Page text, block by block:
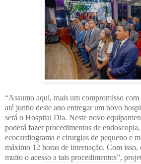
“Assumo aqui, mais um compromisso
até junho deste ano entregar um novo
será o Hospital Dia. Neste novo
poderá fazer procedimentos de
ecocardiograma e cirurgias de pequeno e
máximo 12 horas de internação. Com isso,
muito o acesso a tais procedimentos”,